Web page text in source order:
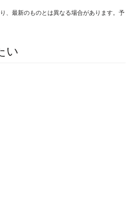
、最新のものとは異なる場合があります。予
い